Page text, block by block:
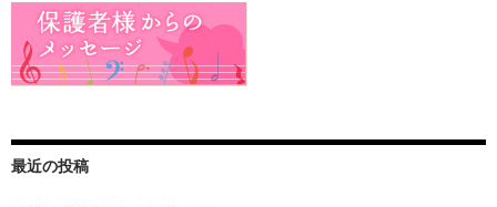
最近の投稿